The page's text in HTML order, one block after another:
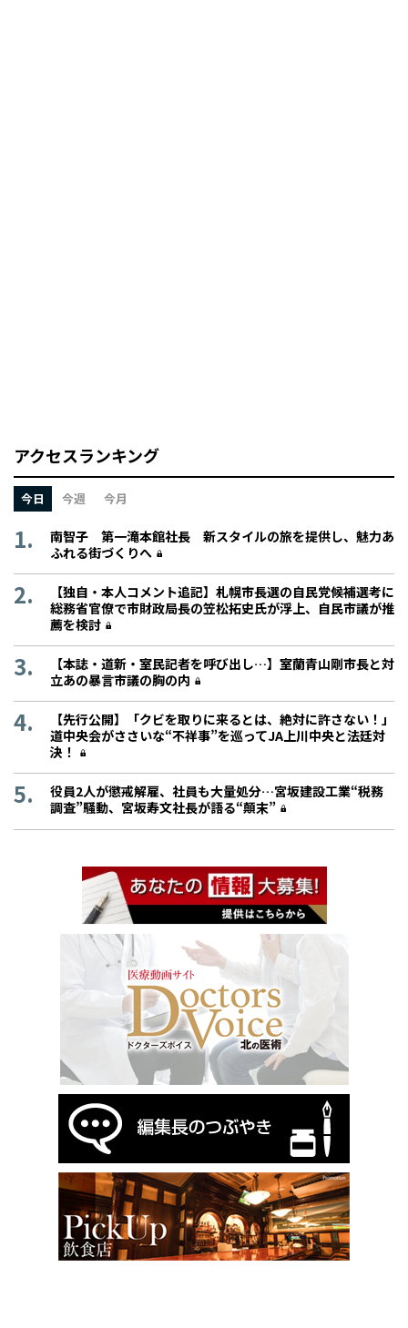
アクセスランキング
今日 今週 今月
南智子 第一滝本館社長 新スタイルの旅を提供し、魅力あ
ふれる街づくりへ
【独自・本人コメント追記】札幌市長選の自民党候補選考に
総務省官僚で市財政局長の笠松拓史氏が浮上、自民市議が推
薦を検討
【本誌・道新・室民記者を呼び出し…】室蘭青山剛市長と対
立あの暴言市議の胸の内
【先行公開】「クビを取りに来るとは、絶対に許さない！」
道中央会がささいな“不祥事”を巡ってJA上川中央と法廷対
決！
役員2人が懲戒解雇、社員も大量処分…宮坂建設工業“税務
調査”騒動、宮坂寿文社長が語る“顛末”